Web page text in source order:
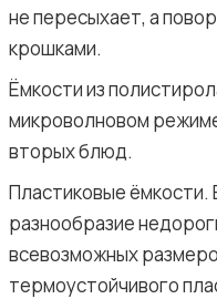
не пересыхает, а
крошками.
Ёмкости из
микроволновом
вторых блюд.
Пластиковые
разнообразие
всевозможных
термоустойчивого